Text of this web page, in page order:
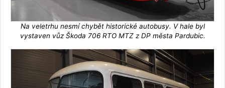
Na veletrhu nesmí chybět historické autobusy. V hale byl
vystaven vůz Škoda 706 RTO MTZ z DP města Pardubic.